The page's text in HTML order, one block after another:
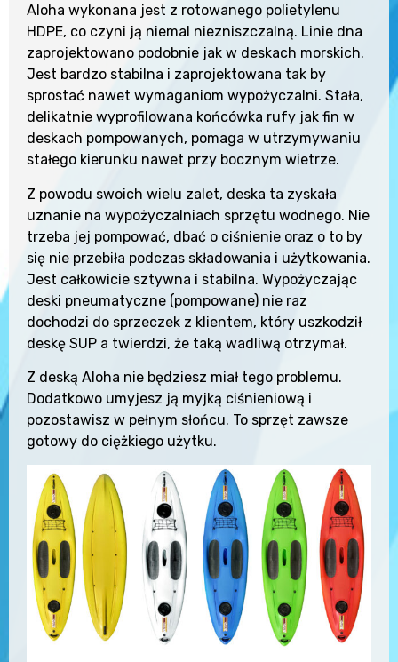
Aloha wykonana jest z rotowanego polietylenu
HDPE, co czyni ją niemal niezniszczalną. Linie dna
zaprojektowano podobnie jak w deskach morskich.
Jest bardzo stabilna i zaprojektowana tak by
sprostać nawet wymaganiom wypożyczalni. Stała,
delikatnie wyprofilowana końcówka rufy jak fin w
deskach pompowanych, pomaga w utrzymywaniu
stałego kierunku nawet przy bocznym wietrze.
Z powodu swoich wielu zalet, deska ta zyskała
uznanie na wypożyczalniach sprzętu wodnego. Nie
trzeba jej pompować, dbać o ciśnienie oraz o to by
się nie przebiła podczas składowania i użytkowania.
Jest całkowicie sztywna i stabilna. Wypożyczając
deski pneumatyczne (pompowane) nie raz
dochodzi do sprzeczek z klientem, który uszkodził
deskę SUP a twierdzi, że taką wadliwą otrzymał.
Z deską Aloha nie będziesz miał tego problemu.
Dodatkowo umyjesz ją myjką ciśnieniową i
pozostawisz w pełnym słońcu. To sprzęt zawsze
gotowy do ciężkiego użytku.